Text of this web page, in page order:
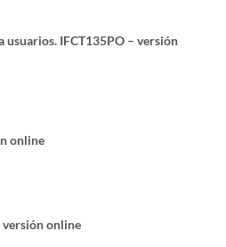
usuarios. IFCT135PO – versión
online
versión online